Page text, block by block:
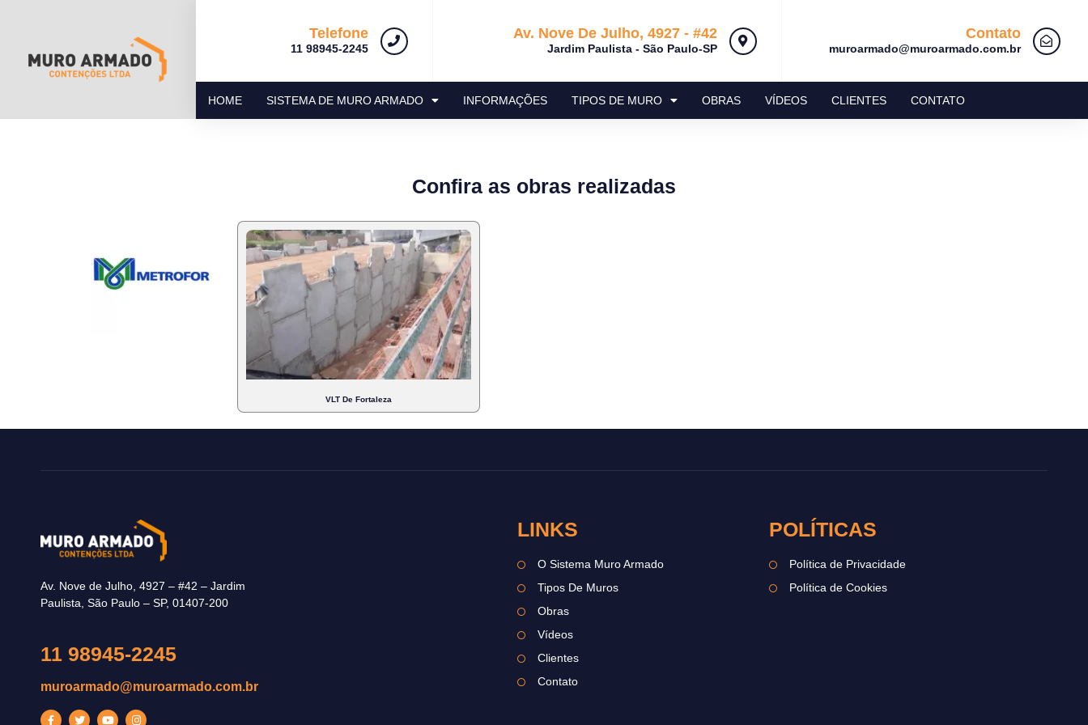
Telefone
11 98945-2245
Av. Nove De Julho, 4927 - #42
Jardim Paulista - São Paulo-SP
Contato
muroarmado@muroarmado.com.br
HOME SISTEMA DE MURO ARMADO INFORMAÇÕES TIPOS DE MURO OBRAS VÍDEOS CLIENTES CONTATO
Confira as obras realizadas
VLT De Fortaleza
Av. Nove de Julho, 4927 – #42 – Jardim
Paulista, São Paulo – SP, 01407-200
11 98945-2245
muroarmado@muroarmado.com.br
LINKS
O Sistema Muro Armado
Tipos De Muros
Obras
Vídeos
Clientes
Contato
POLÍTICAS
Política de Privacidade
Política de Cookies